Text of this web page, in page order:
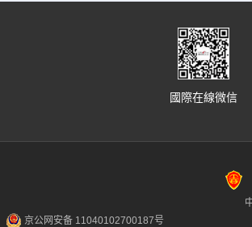
國際在線微信
京公网安备 11040102700187号